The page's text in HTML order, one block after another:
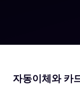
자동이체와 카